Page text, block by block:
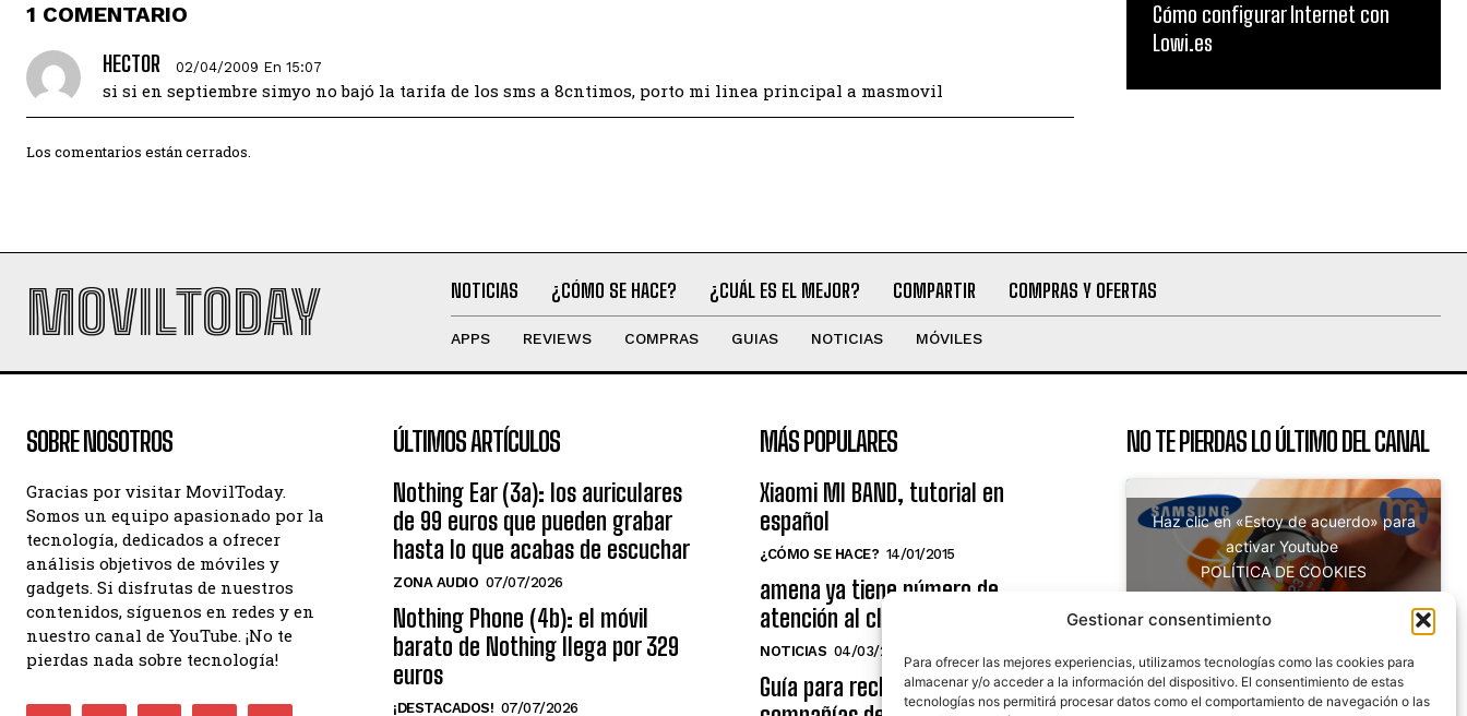
Gestionar consentimiento
Para ofrecer las mejores experiencias, utilizamos tecnologías como las cookies para
almacenar y/o acceder a la información del dispositivo. El consentimiento de estas
tecnologías nos permitirá procesar datos como el comportamiento de navegación o las
1 COMENTARIO
HECTOR
02/04/2009 En 15:07
si si en septiembre simyo no bajó la tarifa de los sms a 8cntimos, porto mi linea principal a masmovil
Los comentarios están cerrados.
Cómo configurar Internet con
Lowi.es
MOVILTODAY NOTICIAS ¿CÓMO SE HACE? ¿CUÁL ES EL MEJOR? COMPARTIR COMPRAS Y OFERTAS
APPS REVIEWS COMPRAS GUIAS NOTICIAS MÓVILES
SOBRE NOSOTROS
Gracias por visitar MovilToday.
Somos un equipo apasionado por la
tecnología, dedicados a ofrecer
análisis objetivos de móviles y
gadgets. Si disfrutas de nuestros
contenidos, síguenos en redes y en
nuestro canal de YouTube. ¡No te
pierdas nada sobre tecnología!
ÚLTIMOS ARTÍCULOS
Nothing Ear (3a): los auriculares
de 99 euros que pueden grabar
hasta lo que acabas de escuchar
ZONA AUDIO 07/07/2026
Nothing Phone (4b): el móvil
barato de Nothing llega por 329
euros
¡DESTACADOS! 07/07/2026
MÁS POPULARES
Xiaomi MI BAND, tutorial en
español
¿CÓMO SE HACE? 14/01/2015
amena ya tiene número de
atención al cliente gratuito
NOTICIAS 04/03/2014
Guía para reclamar a las
NO TE PIERDAS LO ÚLTIMO DEL CANAL
Haz clic en «Estoy de acuerdo» para
activar Youtube
POLÍTICA DE COOKIES
Estoy de acuerdo